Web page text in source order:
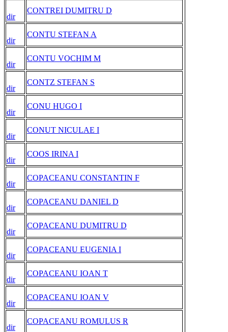
dir
CONTREI DUMITRU D
dir
CONTU STEFAN A
dir
CONTU VOCHIM M
dir
CONTZ STEFAN S
dir
CONU HUGO I
dir
CONUT NICULAE I
dir
COOS IRINA I
dir
COPACEANU CONSTANTIN F
dir
COPACEANU DANIEL D
dir
COPACEANU DUMITRU D
dir
COPACEANU EUGENIA I
dir
COPACEANU IOAN T
dir
COPACEANU IOAN V
dir
COPACEANU ROMULUS R